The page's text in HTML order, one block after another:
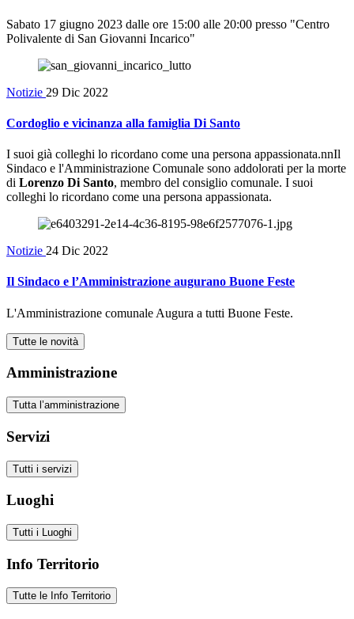
Sabato 17 giugno 2023 dalle ore 15:00 alle 20:00 presso "Centro
Polivalente di San Giovanni Incarico"
Notizie 29 Dic 2022
Cordoglio e vicinanza alla famiglia Di Santo
I suoi già colleghi lo ricordano come una persona appassionata.nnIl
Sindaco e l'Amministrazione Comunale sono addolorati per la morte
di Lorenzo Di Santo, membro del consiglio comunale. I suoi
colleghi lo ricordano come una persona appassionata.
Notizie 24 Dic 2022
Il Sindaco e l’Amministrazione augurano Buone Feste
L'Amministrazione comunale Augura a tutti Buone Feste.
Tutte le novità
Amministrazione
Tutta l’amministrazione
Servizi
Tutti i servizi
Luoghi
Tutti i Luoghi
Info Territorio
Tutte le Info Territorio